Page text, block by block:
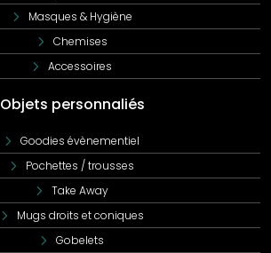
Masques & Hygiène
Chemises
Accessoires
Objets personnaliés
Goodies évènementiel
Pochettes / trousses
Take Away
Mugs droits et coniques
Gobelets